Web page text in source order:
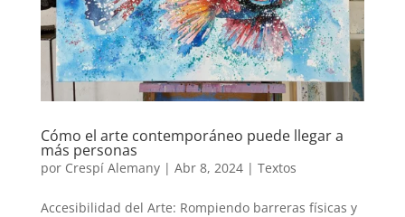
Cómo el arte contemporáneo puede llegar a
más personas
por Crespí Alemany| Abr 8, 2024| Textos
Accesibilidad del Arte: Rompiendo barreras físicas y